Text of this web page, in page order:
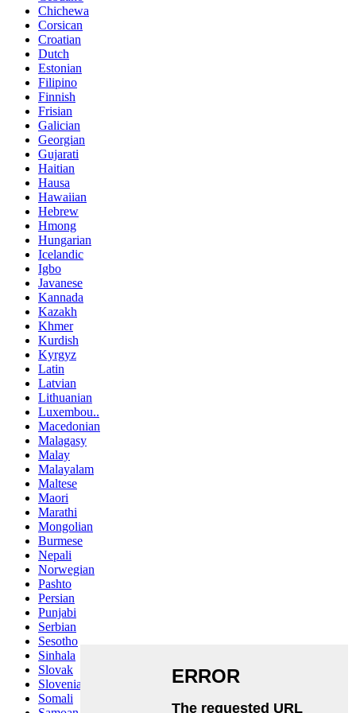
Chichewa
Corsican
Croatian
Dutch
Estonian
Filipino
Finnish
Frisian
Galician
Georgian
Gujarati
Haitian
Hausa
Hawaiian
Hebrew
Hmong
Hungarian
Icelandic
Igbo
Javanese
Kannada
Kazakh
Khmer
Kurdish
Kyrgyz
Latin
Latvian
Lithuanian
Luxembou..
Macedonian
Malagasy
Malay
Malayalam
Maltese
Maori
Marathi
Mongolian
Burmese
Nepali
Norwegian
Pashto
Persian
Punjabi
Serbian
Sesotho
Sinhala
Slovak
Slovenian
Somali